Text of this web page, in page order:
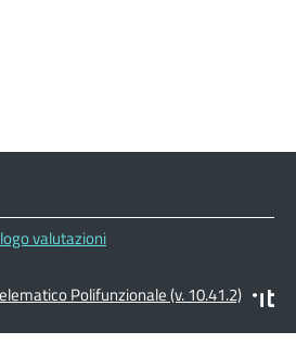
valutazioni
Polifunzionale (v. 10.41.2)